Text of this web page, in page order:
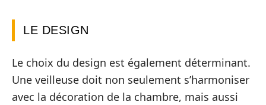
LE DESIGN
Le choix du design est également déterminant.
Une veilleuse doit non seulement s’harmoniser
avec la décoration de la chambre, mais aussi